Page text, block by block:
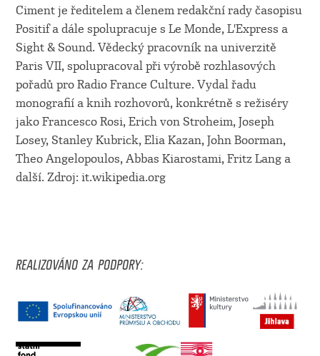
Ciment je ředitelem a členem redakční rady časopisu
Positif a dále spolupracuje s Le Monde, L'Express a
Sight & Sound. Vědecký pracovník na univerzitě
Paris VII, spolupracoval při výrobě rozhlasových
pořadů pro Radio France Culture. Vydal řadu
monografií a knih rozhovorů, konkrétně s režiséry
jako Francesco Rosi, Erich von Stroheim, Joseph
Losey, Stanley Kubrick, Elia Kazan, John Boorman,
Theo Angelopoulos, Abbas Kiarostami, Fritz Lang a
další. Zdroj: it.wikipedia.org
REALIZOVÁNO ZA PODPORY: